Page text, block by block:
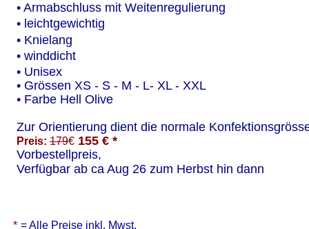
* = Alle Preise inkl. Mwst.
• Armabschluss mit Weitenregulierung
• leichtgewichtig
• Knielang
• winddicht
• Unisex
• Grössen XS - S - M - L- XL - XXL
• Farbe Hell Olive
Zur Orientierung dient die normale
Preis: 179€ 155 € *
Vorbestellpreis,
Verfügbar ab ca Aug 26 zum Herbst hin dann